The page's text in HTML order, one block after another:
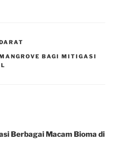
BAGI MITIGASI
Berbagai Macam Bioma di